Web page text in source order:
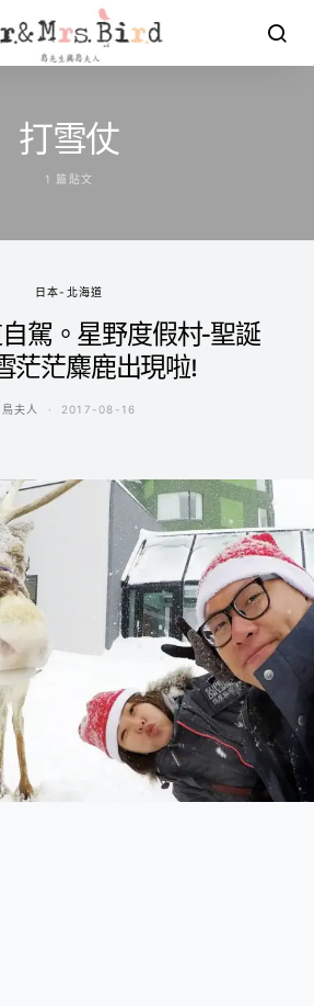
打雪仗
1 篇貼文
日本-北海道
駕。星野度假村-聖誕
茫茫麋鹿出現啦!
鳥夫人 2017-08-16